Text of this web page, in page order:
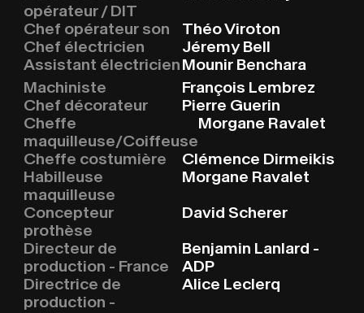
opérateur / DIT
Chef opérateur son
Théo Viroton
Chef électricien
Jéremy Bell
Assistant électricienMounir Benchara
Machiniste
François Lembrez
Chef décorateur
Pierre Guerin
Cheffe
maquilleuse/Coiffeuse
Morgane Ravalet
Cheffe costumière
Clémence Dirmeikis
Habilleuse
maquilleuse
Morgane Ravalet
Concepteur
prothèse
David Scherer
Directeur de
production - France
Benjamin Lanlard -
ADP
Directrice de
production -
Alice Leclerq